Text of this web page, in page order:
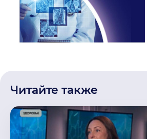
Читайте также